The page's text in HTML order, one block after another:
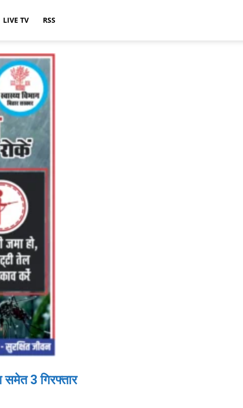
LIVE TV RSS
समेत 3 गिरफ्तार